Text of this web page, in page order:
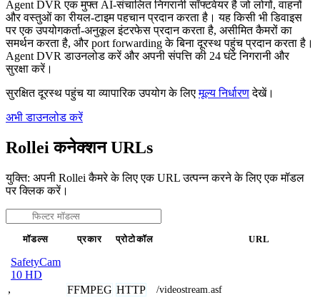
Agent DVR एक मुफ्त AI-संचालित निगरानी सॉफ्टवेयर है जो लोगों, वाहनों
और वस्तुओं का रीयल-टाइम पहचान प्रदान करता है। यह किसी भी डिवाइस
पर एक उपयोगकर्ता-अनुकूल इंटरफेस प्रदान करता है, असीमित कैमरों का
समर्थन करता है, और port forwarding के बिना दूरस्थ पहुंच प्रदान करता है।
Agent DVR डाउनलोड करें और अपनी संपत्ति की 24 घंटे निगरानी और
सुरक्षा करें।
सुरक्षित दूरस्थ पहुंच या व्यापारिक उपयोग के लिएमूल्य निर्धारणदेखें।
अभी डाउनलोड करें
Rollei कनेक्शन URLs
युक्ति: अपनी Rollei कैमरे के लिए एक URL उत्पन्न करने के लिए एक मॉडल
पर क्लिक करें।
मॉडल्स प्रकार प्रोटोकॉल URL
SafetyCam
10 HD
,
FFMPEG HTTP /videostream.asf